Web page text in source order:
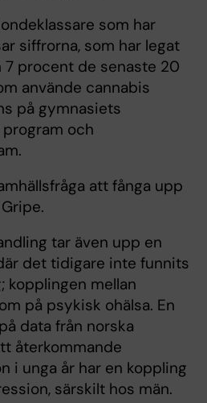
som har
siffrorna, som har legat
procent de senaste 20
använde cannabis
på gymnasiets
och
att fånga upp
tar även upp en
det tidigare inte funnits
kopplingen mellan
på psykisk ohälsa. En
data från norska
återkommande
i unga år har en koppling
särskilt hos män.